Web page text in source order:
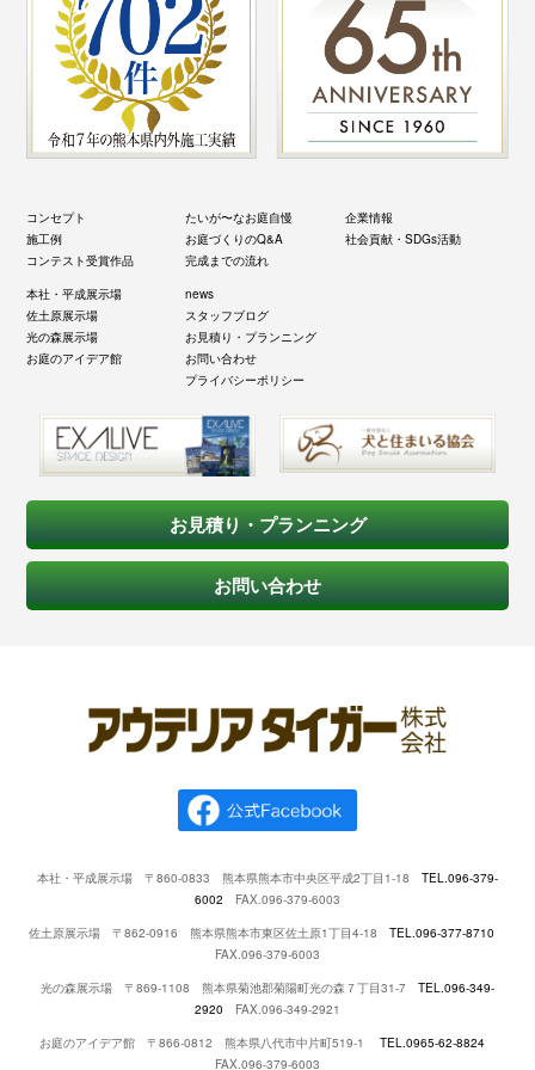
コンセプト
施工例
コンテスト受賞作品
たいが〜なお庭自慢
お庭づくりのQ&A
完成までの流れ
企業情報
社会貢献・SDGs活動
本社・平成展示場
佐土原展示場
光の森展示場
お庭のアイデア館
news
スタッフブログ
お見積り・プランニング
お問い合わせ
プライバシーポリシー
お見積り・プランニング
お問い合わせ
本社・平成展示場 〒860-0833 熊本県熊本市中央区平成2丁目1-18 TEL.096-379-
6002 FAX.096-379-6003
佐土原展示場 〒862-0916 熊本県熊本市東区佐土原1丁目4-18 TEL.096-377-8710
FAX.096-379-6003
光の森展示場 〒869-1108 熊本県菊池郡菊陽町光の森７丁目31-7 TEL.096-349-
2920 FAX.096-349-2921
お庭のアイデア館 〒866-0812 熊本県八代市中片町519-1 TEL.0965-62-8824
FAX.096-379-6003